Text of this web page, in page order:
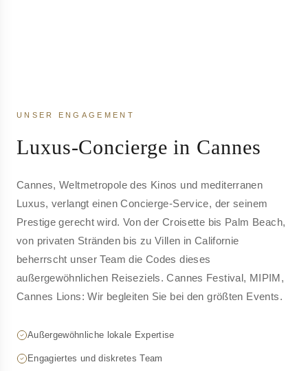
UNSER ENGAGEMENT
Luxus-Concierge in Cannes
Cannes, Weltmetropole des Kinos und mediterranen
Luxus, verlangt einen Concierge-Service, der seinem
Prestige gerecht wird. Von der Croisette bis Palm Beach,
von privaten Stränden bis zu Villen in Californie
beherrscht unser Team die Codes dieses
außergewöhnlichen Reiseziels. Cannes Festival, MIPIM,
Cannes Lions: Wir begleiten Sie bei den größten Events.
Außergewöhnliche lokale Expertise
Engagiertes und diskretes Team